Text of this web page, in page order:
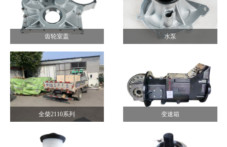
齿轮室盖 水泵
全柴2110系列 变速箱